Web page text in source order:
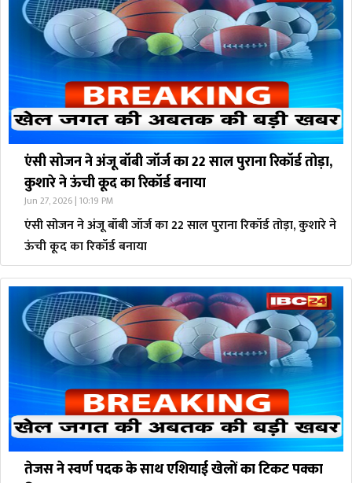
एंसी सोजन ने अंजू बॉबी जॉर्ज का 22 साल पुराना रिकॉर्ड तोड़ा,
कुशारे ने ऊंची कूद का रिकॉर्ड बनाया
Jun 27, 2026 | 10:19 PM
एंसी सोजन ने अंजू बॉबी जॉर्ज का 22 साल पुराना रिकॉर्ड तोड़ा, कुशारे ने
ऊंची कूद का रिकॉर्ड बनाया
तेजस ने स्वर्ण पदक के साथ एशियाई खेलों का टिकट पक्का